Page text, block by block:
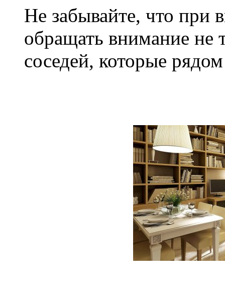
Не забывайте, что при
обращать внимание не
соседей, которые